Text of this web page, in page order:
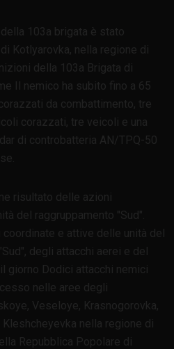
103a brigata è stato
Kotlyarovka, nella regione di
della 103a Brigata di
Il nemico ha subito fino a 65
da combattimento, tre
corazzati, tre veicoli e una
di controbatteria AN/TPQ-50
risultato delle azioni
del raggruppamento "Sud".
e attive delle unità del
degli attacchi aerei e del
giorno Dodici attacchi nemici
nelle aree degli
Veseloye, Krasnogorovka,
nella regione di
Repubblica Popolare di